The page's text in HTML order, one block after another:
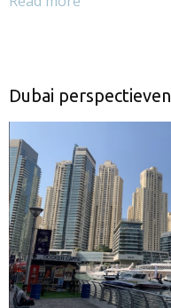
Dubai perspectieven